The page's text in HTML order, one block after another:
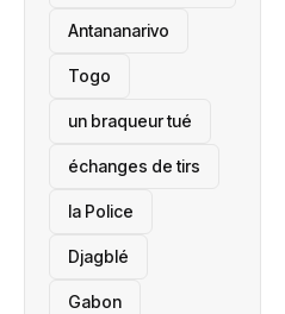
Antananarivo
‎Togo
un braqueur tué
échanges de tirs
la Police
Djagblé
Gabon